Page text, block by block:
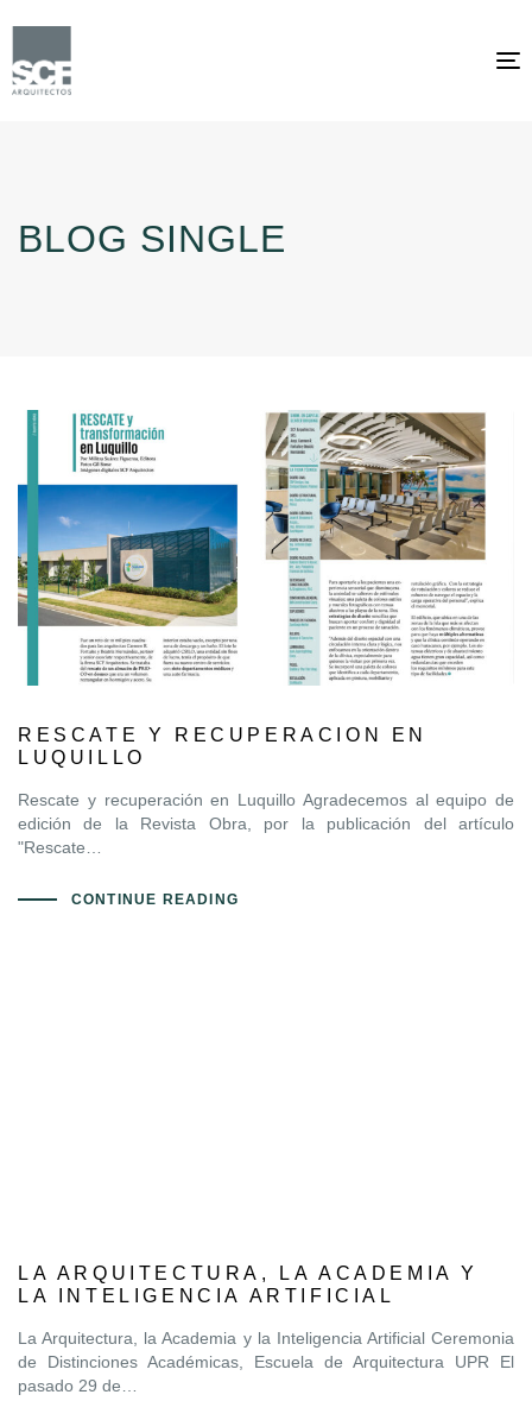
BLOG SINGLE
RESCATE Y RECUPERACION EN
LUQUILLO
Rescate y recuperación en Luquillo Agradecemos al equipo de
edición de la Revista Obra, por la publicación del artículo
"Rescate…
CONTINUE READING
LA ARQUITECTURA, LA ACADEMIA Y
LA INTELIGENCIA ARTIFICIAL
La Arquitectura, la Academia y la Inteligencia Artificial Ceremonia
de Distinciones Académicas, Escuela de Arquitectura UPR El
pasado 29 de…